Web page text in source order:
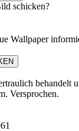
schicken?
Wallpaper
behandelt
Versprochen.